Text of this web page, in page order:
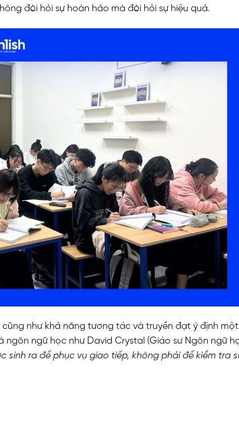
đòi hỏi sự hoàn hảo mà đòi hỏi sự hiệu quả.
như khả năng tương tác và truyền đạt ý định một
ngôn ngữ học như David Crystal (Giáo sư Ngôn ngữ
sinh ra để phục vụ giao tiếp, không phải để kiểm tra